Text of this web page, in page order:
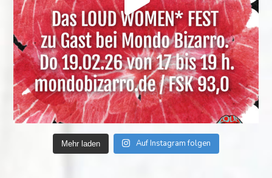
Mehr laden Auf Instagram folgen